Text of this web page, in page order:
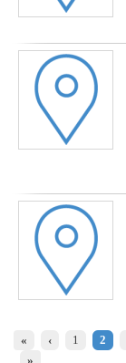
« ‹ 1 2
»